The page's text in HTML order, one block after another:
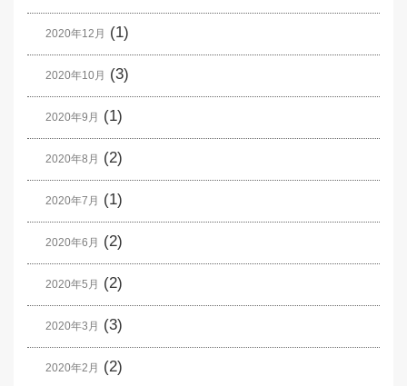
2020年12月 (1)
2020年10月 (3)
2020年9月 (1)
2020年8月 (2)
2020年7月 (1)
2020年6月 (2)
2020年5月 (2)
2020年3月 (3)
2020年2月 (2)